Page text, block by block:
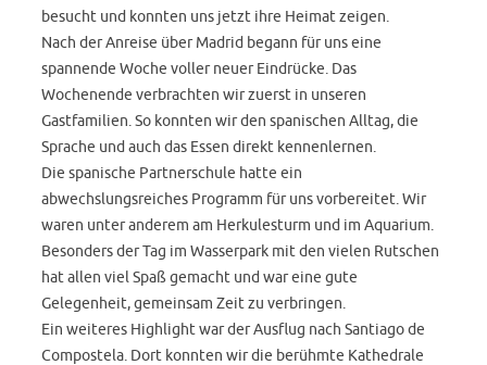
besucht und konnten uns jetzt ihre Heimat zeigen.
Nach der Anreise über Madrid begann für uns eine
spannende Woche voller neuer Eindrücke. Das
Wochenende verbrachten wir zuerst in unseren
Gastfamilien. So konnten wir den spanischen Alltag, die
Sprache und auch das Essen direkt kennenlernen.
Die spanische Partnerschule hatte ein
abwechslungsreiches Programm für uns vorbereitet. Wir
waren unter anderem am Herkulesturm und im Aquarium.
Besonders der Tag im Wasserpark mit den vielen Rutschen
hat allen viel Spaß gemacht und war eine gute
Gelegenheit, gemeinsam Zeit zu verbringen.
Ein weiteres Highlight war der Ausflug nach Santiago de
Compostela. Dort konnten wir die berühmte Kathedrale